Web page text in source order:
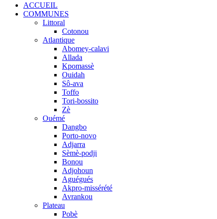
ACCUEIL
COMMUNES
Littoral
Cotonou
Atlantique
Abomey-calavi
Allada
Kpomassè
Ouidah
Sô-ava
Toffo
Tori-bossito
Zè
Ouémé
Dangbo
Porto-novo
Adjarra
Sèmè-podji
Bonou
Adjohoun
Aguégués
Akpro-missérété
Avrankou
Plateau
Pobè